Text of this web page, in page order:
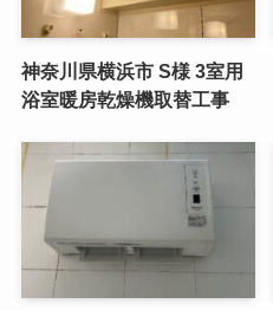
神奈川県横浜市 S様 3室用
浴室暖房乾燥機取替工事